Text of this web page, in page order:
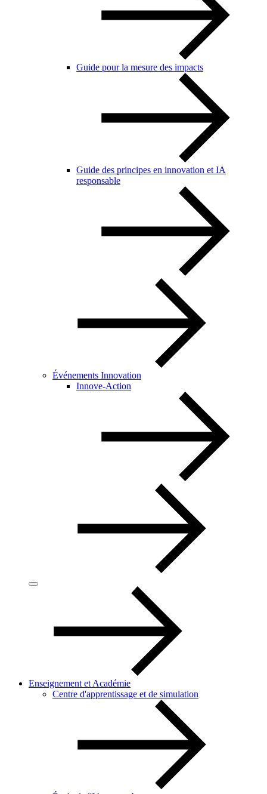
Guide pour la mesure des impacts
Guide des principes en innovation et IA
responsable
Événements Innovation
Innove-Action
Enseignement et Académie
Centre d'apprentissage et de simulation